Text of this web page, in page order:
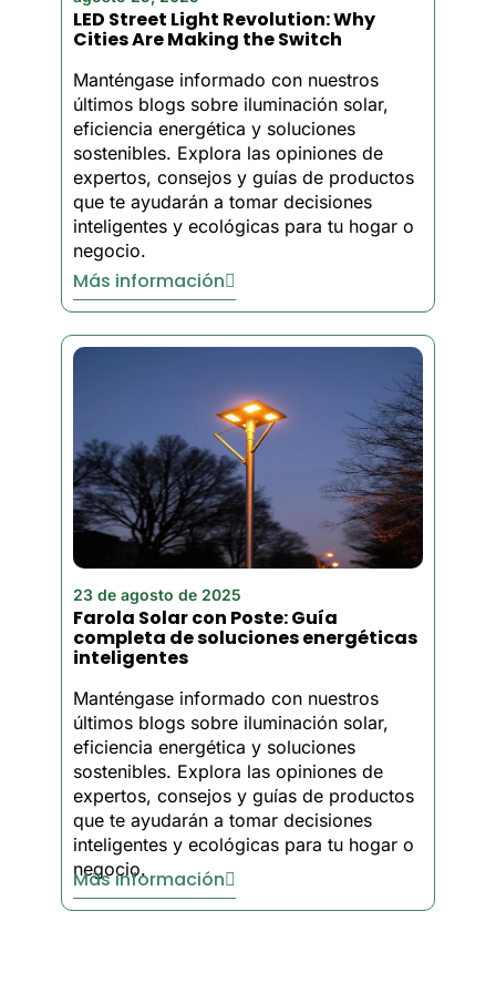
necesidades.
Razones principales
para elegir
nuestras lámparas
solares para jardín
Fácil instalación- No
requiere cableado para
luces solares para jardín,
basta con colocarlas en
lugares soleados y
cuestión de minutos,
ahorrándole cientos de
euros en honorarios de
electricistas.
Diseño resistente a la
intemperie- Fabricadas
para soportar la lluvia, la
extremas de hasta -20°F,
nuestras lámparas solares
para jardín duran más de 5
años en el exterior con un
grado de impermeabilidad
IP65
Facturas de energía cero-
Las luces de jardín
alimentadas por energía
solar eliminan los costes de
electricidad a la vez que
proporcionan una
LED Street Light Revolution: Why
Cities Are Making the Switch
Manténgase informado con nuestros
últimos blogs sobre iluminación solar,
eficiencia energética y soluciones
sostenibles. Explora las opiniones de
expertos, consejos y guías de productos
que te ayudarán a tomar decisiones
inteligentes y ecológicas para tu hogar o
negocio.
Más información
23 de agosto de 2025
Farola Solar con Poste: Guía
completa de soluciones energéticas
inteligentes
Manténgase informado con nuestros
últimos blogs sobre iluminación solar,
eficiencia energética y soluciones
sostenibles. Explora las opiniones de
expertos, consejos y guías de productos
que te ayudarán a tomar decisiones
inteligentes y ecológicas para tu hogar o
negocio.
Más información